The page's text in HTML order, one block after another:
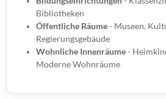
Bibliotheken
Öffentliche Räume- Museen,
Regierungsgebäude
Wohnliche Innenräume-
Moderne Wohnräume